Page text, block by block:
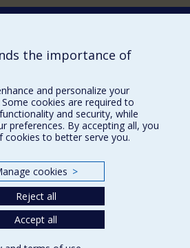
the importance of
and personalize your
cookies are required to
and security, while
preferences. By accepting all, you
to better serve you.
cookies >
Reject all
Accept all